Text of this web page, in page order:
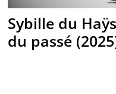
Sybille du
du passé